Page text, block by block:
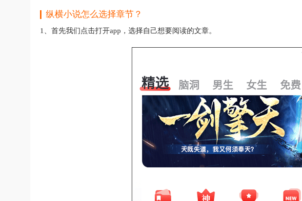
纵横小说怎么选择章节？
1、首先我们点击打开app，选择自己想要阅读的文章。